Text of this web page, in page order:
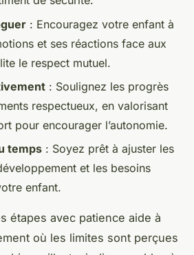
: Encouragez votre enfant à
et ses réactions face aux
le respect mutuel.
: Soulignez les progrès
respectueux, en valorisant
pour encourager l’autonomie.
temps : Soyez prêt à ajuster les
et les besoins
enfant.
étapes avec patience aide à
où les limites sont perçues